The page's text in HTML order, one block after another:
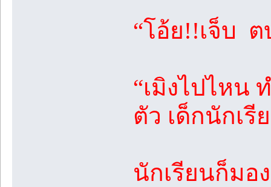
“โอ้ย!!เจ็บ ต
“เมิงไปไหน
ตัว เด็กนักเ
นักเรียนก็มอ